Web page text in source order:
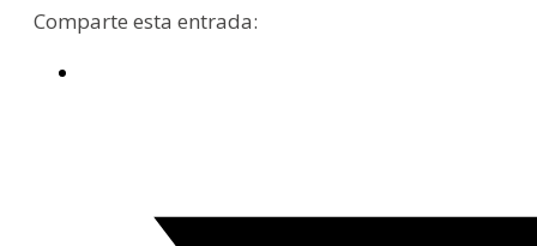
Comparte esta entrada: